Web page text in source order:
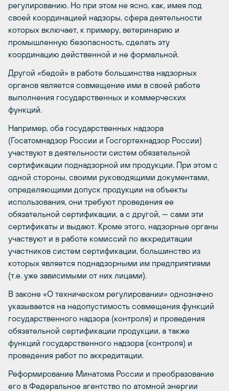
регулированию. Но при этом не ясно, как, имея под
своей координацией надзоры, сфера деятельности
которых включает, к примеру, ветеринарию и
промышленную безопасность, сделать эту
координацию действенной и не формальной.
Другой «бедой» в работе большинства надзорных
органов является совмещение ими в своей работе
выполнения государственных и коммерческих
функций.
Например, оба государственных надзора
(Госатомнадзор России и Госгортехнадзор России)
участвуют в деятельности систем обязательной
сертификации поднадзорной им продукции. При этом с
одной стороны, своими руководящими документами,
определяющими допуск продукции на объекты
использования, они требуют проведения ее
обязательной сертификации, а с другой, — сами эти
сертификаты и выдают. Кроме этого, надзорные органы
участвуют и в работе комиссий по аккредитации
участников систем сертификации, большинство из
которых является поднадзорными им предприятиями
(т.е. уже зависимыми от них лицами).
В законе «О техническом регулировании» однозначно
указывается на недопустимость совмещения функций
государственного надзора (контроля) и проведения
обязательной сертификации продукции, а также
функций государственного надзора (контроля) и
проведения работ по аккредитации.
Реформирование Минатома России и преобразование
его в Федеральное агентство по атомной энергии